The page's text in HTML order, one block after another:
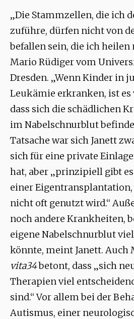
„Die Stammzellen, die ich
zuführe, dürfen nicht von
befallen sein, die ich heilen
Mario Rüdiger vom
Dresden. „Wenn Kinder in
Leukämie erkranken, ist
dass sich die schädlichen
im Nabelschnurblut
Tatsache war sich Janett
sich für eine private
hat, aber „prinzipiell gibt
einer Eigentransplantation,
nicht oft genutzt wird.“
noch andere Krankheiten,
eigene Nabelschnurblut
könnte, meint Janett. Auch
vita34betont, dass „sich
Therapien viel
sind.“ Vor allem bei der
Autismus, einer